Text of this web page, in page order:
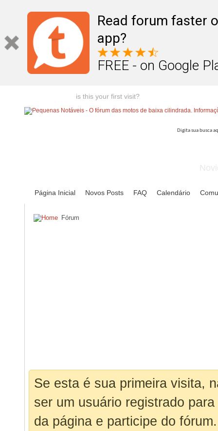
Read forum faster
app?
FREE - on Google
is this your first visit?
Página Inicial Novos Posts FAQ Calendário
Fórum
Se esta é sua primeira visita,
ser um usuário registrado
da página e participe do fórum.